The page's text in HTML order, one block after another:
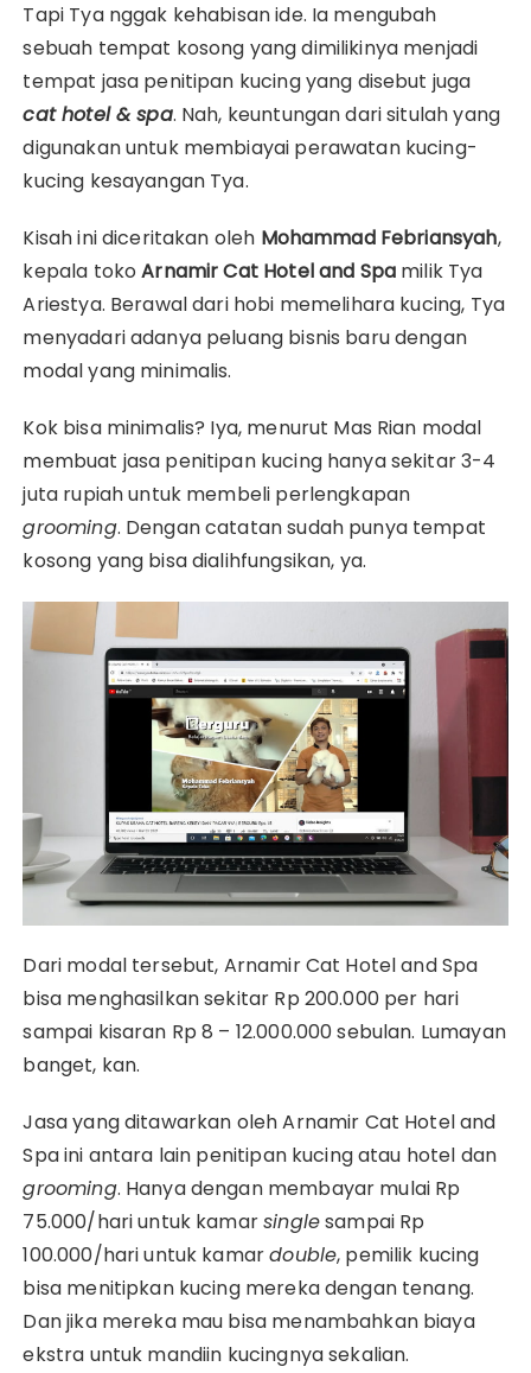
Tapi Tya nggak kehabisan ide. Ia mengubah
sebuah tempat kosong yang dimilikinya menjadi
tempat jasa penitipan kucing yang disebut juga
cat hotel & spa. Nah, keuntungan dari situlah yang
digunakan untuk membiayai perawatan kucing-
kucing kesayangan Tya.
Kisah ini diceritakan oleh Mohammad Febriansyah,
kepala tokoArnamir Cat Hotel and Spa milik Tya
Ariestya. Berawal dari hobi memelihara kucing, Tya
menyadari adanya peluang bisnis baru dengan
modal yang minimalis.
Kok bisa minimalis? Iya, menurut Mas Rian modal
membuat jasa penitipan kucing hanya sekitar 3-4
juta rupiah untuk membeli perlengkapan
grooming. Dengan catatan sudah punya tempat
kosong yang bisa dialihfungsikan, ya.
Dari modal tersebut, Arnamir Cat Hotel and Spa
bisa menghasilkan sekitar Rp 200.000 per hari
sampai kisaran Rp 8 – 12.000.000 sebulan. Lumayan
banget, kan.
Jasa yang ditawarkan oleh Arnamir Cat Hotel and
Spa ini antara lain penitipan kucing atau hotel dan
grooming. Hanya dengan membayar mulai Rp
75.000/hari untuk kamarsinglesampai Rp
100.000/hari untuk kamardouble, pemilik kucing
bisa menitipkan kucing mereka dengan tenang.
Dan jika mereka mau bisa menambahkan biaya
ekstra untuk mandiin kucingnya sekalian.